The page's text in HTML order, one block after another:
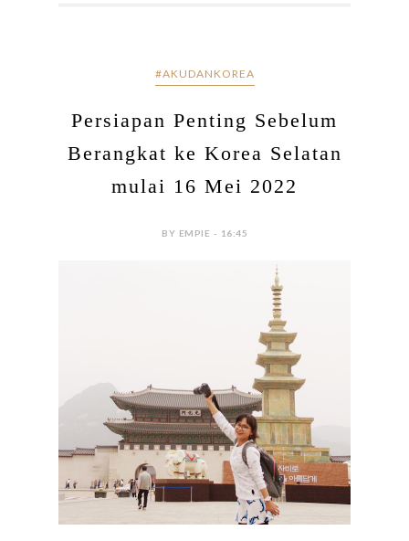
#AKUDANKOREA
Persiapan Penting Sebelum
Berangkat ke Korea Selatan
mulai 16 Mei 2022
BY EMPIE - 16:45